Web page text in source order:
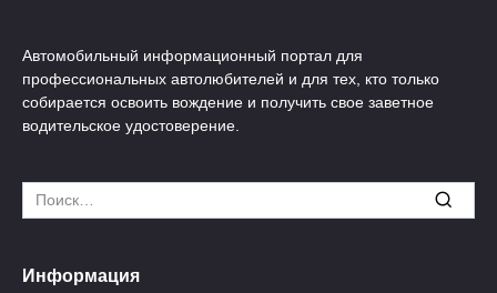
Автомобильный информационный портал для
профессиональных автолюбителей и для тех, кто только
собирается освоить вождение и получить свое заветное
водительское удостоверение.
Search
for:
Информация